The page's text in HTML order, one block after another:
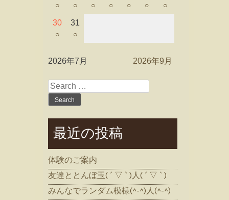
○ ○ ○ ○ ○ ○ ○
30
○
31
○
2026年7月 2026年9月
Search
for:
最近の投稿
体験のご案内
友達ととんぼ玉( ´ ▽ ` )人( ´ ▽ ` )
みんなでランダム模様(^-^)人(^-^)